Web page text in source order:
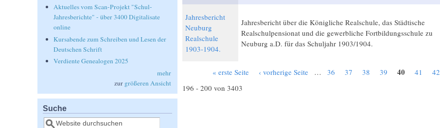
Jahresbericht
Neuburg
Realschule
1903-1904.
Jahresbericht über die Königliche Realschule, das Städtische
Realschulpensionat und die gewerbliche Fortbildungsschule zu
Neuburg a.D. für das Schuljahr 1903/1904.
Seiten
« erste Seite ‹ vorherige Seite … 36 37 38 39 40 41 42
196 - 200 von 3403
Aktuelles vom Scan-Projekt "Schul-
Jahresberichte" - über 3400 Digitalisate
online
Kursabende zum Schreiben und Lesen der
Deutschen Schrift
Verdiente Genealogen 2025
mehr
zur größeren Ansicht
Suche
Suche